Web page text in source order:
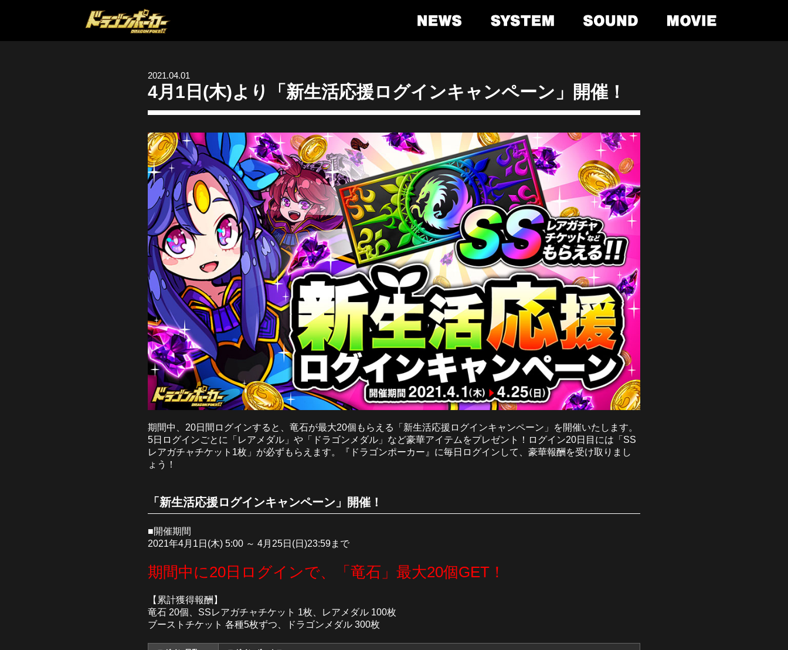
2021.04.01
4月1日(木)より「新生活応援ログインキャンペーン」開催！
期間中、20日間ログインすると、竜石が最大20個もらえる「新生活応援ログインキャンペーン」を開催いたします。
5日ログインごとに「レアメダル」や「ドラゴンメダル」など豪華アイテムをプレゼント！ログイン20日目には「SS
レアガチャチケット1枚」が必ずもらえます。『ドラゴンポーカー』に毎日ログインして、豪華報酬を受け取りまし
ょう！
「新生活応援ログインキャンペーン」開催！
■開催期間
2021年4月1日(木) 5:00 ～ 4月25日(日)23:59まで
期間中に20日ログインで、「竜石」最大20個GET！
【累計獲得報酬】
竜石 20個、SSレアガチャチケット 1枚、レアメダル 100枚
ブーストチケット 各種5枚ずつ、ドラゴンメダル 300枚